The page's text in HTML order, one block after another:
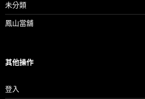
未分類
鳳山當舖
其他操作
登入